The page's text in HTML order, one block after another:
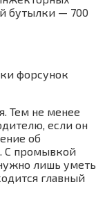
бутылки — 700
форсунок
Тем не менее
если он
об
С промывкой
лишь уметь
главный